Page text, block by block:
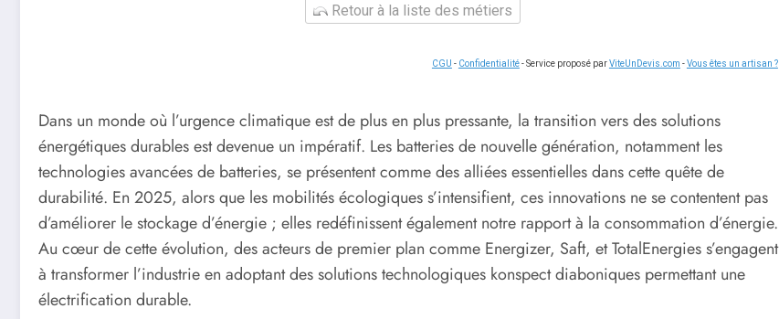
Retour à la liste des métiers
CGU - Confidentialité- Service proposé parViteUnDevis.com -Vous êtes un artisan ?
Dans un monde où l’urgence climatique est de plus en plus pressante, la transition vers des solutions
énergétiques durables est devenue un impératif. Les batteries de nouvelle génération, notamment les
technologies avancées de batteries, se présentent comme des alliées essentielles dans cette quête de
durabilité. En 2025, alors que les mobilités écologiques s’intensifient, ces innovations ne se contentent pas
d’améliorer le stockage d’énergie ; elles redéfinissent également notre rapport à la consommation d’énergie.
Au cœur de cette évolution, des acteurs de premier plan comme Energizer, Saft, et TotalEnergies s’engagent
à transformer l’industrie en adoptant des solutions technologiques konspect diaboniques permettant une
électrification durable.